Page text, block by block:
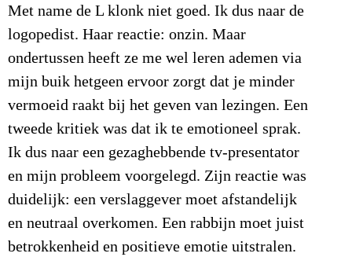
Met name de L klonk niet goed. Ik dus naar de
logopedist. Haar reactie: onzin. Maar
ondertussen heeft ze me wel leren ademen via
mijn buik hetgeen ervoor zorgt dat je minder
vermoeid raakt bij het geven van lezingen. Een
tweede kritiek was dat ik te emotioneel sprak.
Ik dus naar een gezaghebbende tv-presentator
en mijn probleem voorgelegd. Zijn reactie was
duidelijk: een verslaggever moet afstandelijk
en neutraal overkomen. Een rabbijn moet juist
betrokkenheid en positieve emotie uitstralen.